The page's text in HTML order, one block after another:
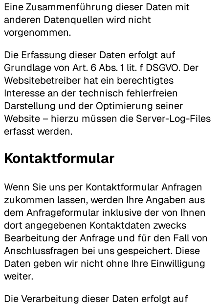
Eine Zusammenführung dieser Daten mit
anderen Datenquellen wird nicht
vorgenommen.
Die Erfassung dieser Daten erfolgt auf
Grundlage von Art. 6 Abs. 1 lit. f DSGVO. Der
Websitebetreiber hat ein berechtigtes
Interesse an der technisch fehlerfreien
Darstellung und der Optimierung seiner
Website – hierzu müssen die Server-Log-Files
erfasst werden.
Kontaktformular
Wenn Sie uns per Kontaktformular Anfragen
zukommen lassen, werden Ihre Angaben aus
dem Anfrageformular inklusive der von Ihnen
dort angegebenen Kontaktdaten zwecks
Bearbeitung der Anfrage und für den Fall von
Anschlussfragen bei uns gespeichert. Diese
Daten geben wir nicht ohne Ihre Einwilligung
weiter.
Die Verarbeitung dieser Daten erfolgt auf